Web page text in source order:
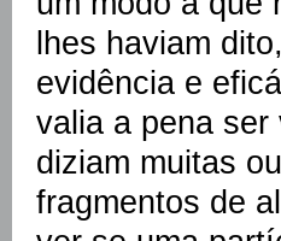
lhes haviam
evidência e
valia a pena ser
diziam muitas
fragmentos de